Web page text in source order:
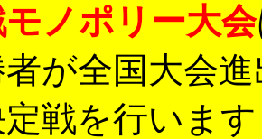
ノポリー大会
が全国大会
戦を行いま